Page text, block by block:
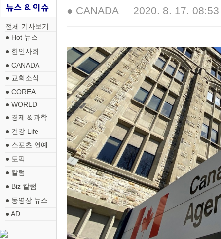
전체 기사보기
● Hot 뉴스
● 한인사회
● CANADA
● 교회소식
● COREA
● WORLD
● 경제 & 과학
● 건강 Life
● 스포츠 연예
● 토픽
● 칼럼
● Biz 칼럼
● 동영상 뉴스
● AD
● CANADA 2020. 8. 17. 08:53